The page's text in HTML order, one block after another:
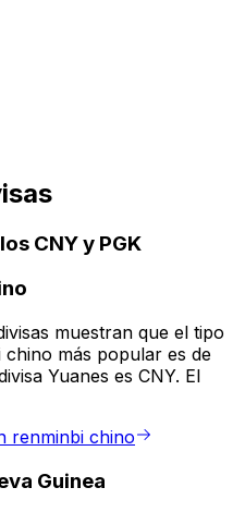
CNY y PGK
muestran que el tipo
más popular es de
Yuanes es CNY. El
renminbi chino
Guinea